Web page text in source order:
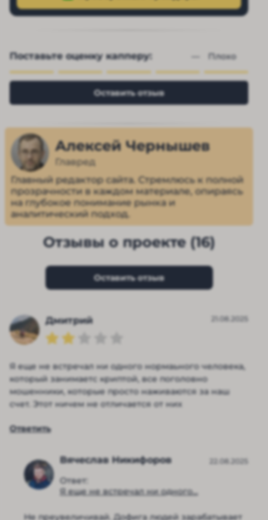
Поставьте оценку капперу: — Плохо
Оставить отзыв
Алексей Чернышев
Главред
Главный редактор сайта. Стремлюсь к полной
прозрачности в каждом материале, опираясь
на глубокое понимание рынка и
аналитический подход.
Отзывы о проекте (16)
Оставить отзыв
Дмитрий 21.08.2025
Я еще не встречал ни одного нормаьного человека,
который занимаетс криптой, все поголовно
мошенники, которые просто наживаются за наш
счет. Этот ничем не отличается от них
Ответить
Вячеслав Никифоров
Ответ:
Я еще не встречал ни одного...
22.08.2025
Не преувеличивай. Дофига людей зарабатывает